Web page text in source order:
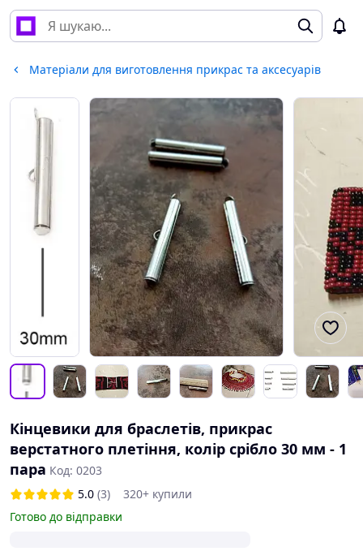
Матеріали для виготовлення прикрас та аксесуарів
Кінцевики для браслетів, прикрас
верстатного плетіння, колір срібло 30 мм - 1
пара Код: 0203
5.0 (3)
320+ купили
Готово до відправки